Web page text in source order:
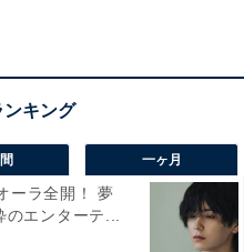
、どこまで踏み込んでよ
います。
子に変身した静は、好き
そんな様子を見ていた同
翔にメイク技術をほめつ
一ヶ月
ーラ全開！ 夢
エンターテ...